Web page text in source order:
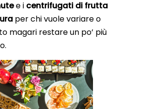
e i centrifugati di frutta
per chi vuole variare o
magari restare un po’ più